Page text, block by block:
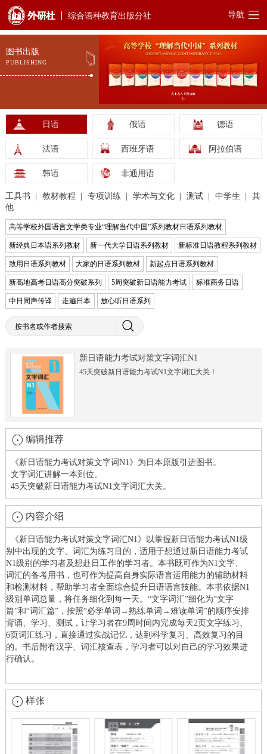
综合语种教育出版分社 导航
图书出版
PUBLISHING
日语 俄语 德语
法语 西班牙语 阿拉伯语
韩语 非通用语
工具书 教材教程 专项训练 学术与文化 测试 中学生
其
他
高等学校外国语言文学类专业“理解当代中国”系列教材日语系列教材
新经典日本语系列教材 新一代大学日语系列教材 新标准日语教程系列教材
致用日语系列教材 大家的日语系列教材 新起点日语系列教材
新高地高考日语高分突破系列 5周突破新日语能力考试 标准商务日语
中日同声传译 走遍日本 放心听日语系列
新日语能力考试对策文字词汇N1
45天突破新日语能力考试N1文字词汇大关！
编辑推荐
《新日语能力考试对策文字词N1》为日本原版引进图书。
文字词汇讲解一本到位。
45天突破新日语能力考试N1文字词汇大关。
内容介绍
《新日语能力考试对策文字词汇N1》以掌握新日语能力考试N1级
别中出现的文字、词汇为练习目的，适用于想通过新日语能力考试
N1级别的学习者及想赴日工作的学习者。本书既可作为N1文字、
词汇的备考用书，也可作为提高自身实际语言运用能力的辅助材料
和检测材料，帮助学习者全面综合提升日语语言技能。本书依据N1
级别单词总量，将任务细化到每一天。“文字词汇”细化为“文字
篇”和“词汇篇”，按照“必学单词→熟练单词→难读单词”的顺序安排
背诵、学习、测试，让学习者在9周时间内完成每天2页文字练习、
6页词汇练习，直接通过实战记忆，达到科学复习、高效复习的目
的。书后附有汉字、词汇核查表，学习者可以对自己的学习效果进
行确认。
样张